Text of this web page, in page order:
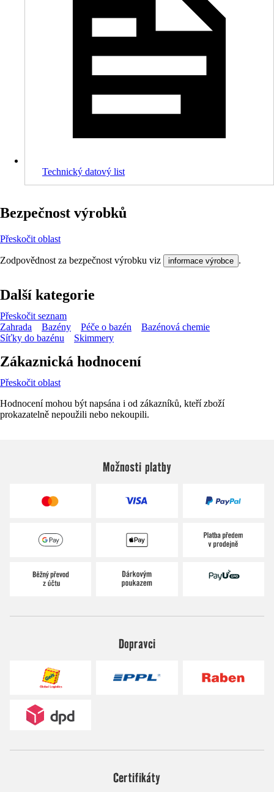
Technický datový list
Bezpečnost výrobků
Přeskočit oblast
Zodpovědnost za bezpečnost výrobku viz informace výrobce .
Další kategorie
Přeskočit seznam
Zahrada
Bazény Péče o bazén
Bazénová chemie
Síťky do bazénu
Skimmery
Zákaznická hodnocení
Přeskočit oblast
Hodnocení mohou být napsána i od zákazníků, kteří zboží
prokazatelně nepoužili nebo nekoupili.
Možnosti platby
Dopravci
Certifikáty